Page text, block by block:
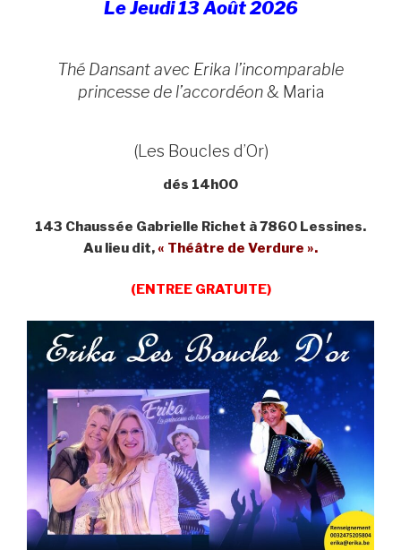
Le Jeudi 13 Août 2026
Thé Dansant avec Erika l’incomparable
princesse de l’accordéon& Maria
(Les Boucles d’Or)
dés 14h00
143 Chaussée Gabrielle Richet à 7860 Lessines.
Au lieu dit,« Théâtre de Verdure ».
(ENTREE GRATUITE)